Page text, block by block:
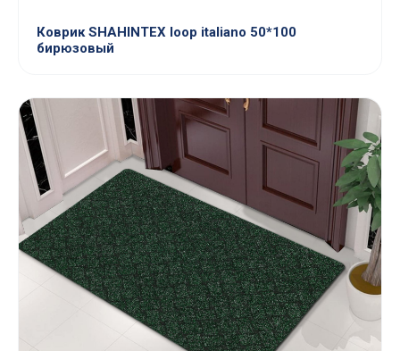
Коврик SHAHINTEX loop italiano 50*100
бирюзовый